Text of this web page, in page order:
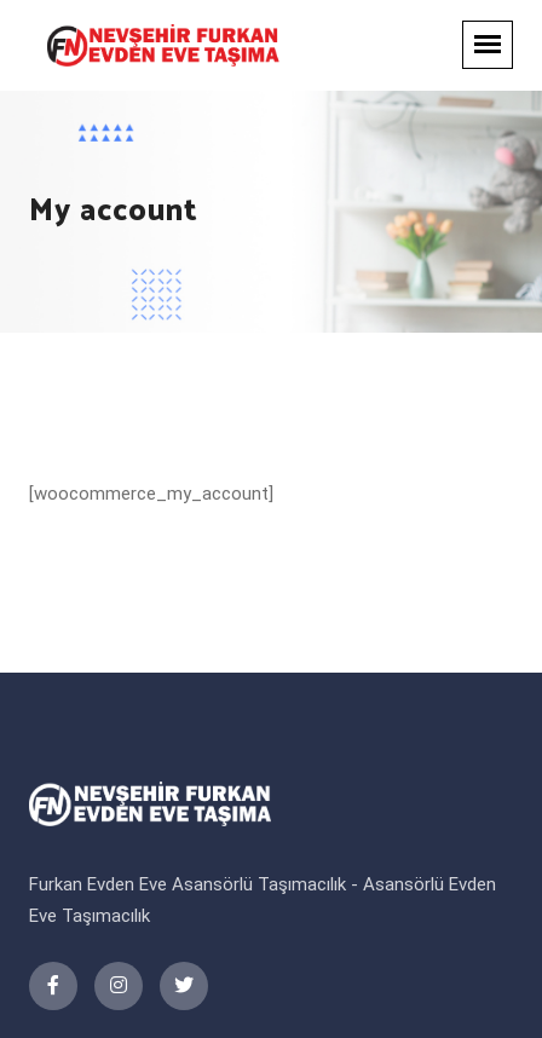
My account
[woocommerce_my_account]
Furkan Evden Eve Asansörlü Taşımacılık - Asansörlü Evden
Eve Taşımacılık